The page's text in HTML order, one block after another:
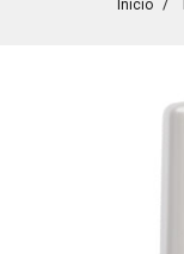
Inicio